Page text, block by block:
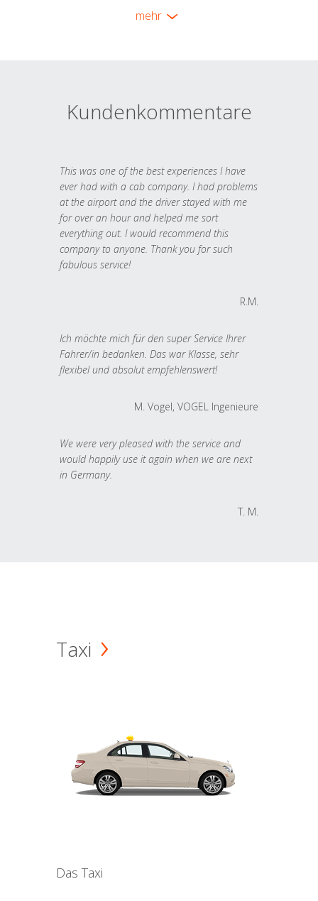
mehr
Kundenkommentare
This was one of the best experiences I have
ever had with a cab company. I had problems
at the airport and the driver stayed with me
for over an hour and helped me sort
everything out. I would recommend this
company to anyone. Thank you for such
fabulous service!
R.M.
Ich möchte mich für den super Service Ihrer
Fahrer/in bedanken. Das war Klasse, sehr
flexibel und absolut empfehlenswert!
M. Vogel, VOGEL Ingenieure
We were very pleased with the service and
would happily use it again when we are next
in Germany.
T. M.
Taxi
Das Taxi